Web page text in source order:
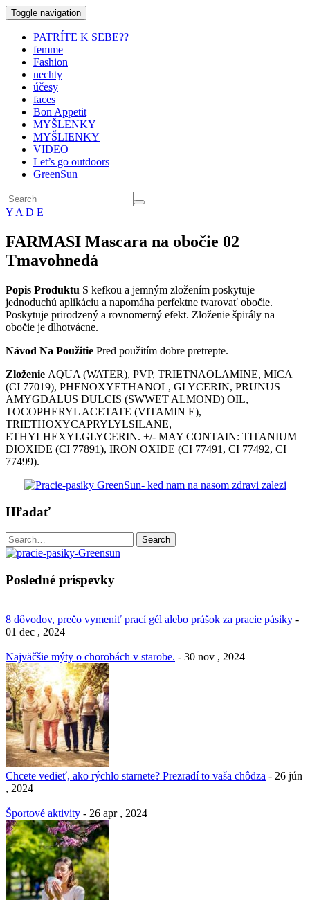
Toggle navigation
PATRÍTE K SEBE??
femme
Fashion
nechty
účesy
faces
Bon Appetit
MYŠLENKY
MYŠLIENKY
VIDEO
Let’s go outdoors
GreenSun
Y A D E
FARMASI Mascara na obočie 02
Tmavohnedá
Popis Produktu S kefkou a jemným zložením poskytuje
jednoduchú aplikáciu a napomáha perfektne tvarovať obočie.
Poskytuje prirodzený a rovnomerný efekt. Zloženie špirály na
obočie je dlhotvácne.
Návod Na Použitie Pred použitím dobre pretrepte.
Zloženie AQUA (WATER), PVP, TRIETNAOLAMINE, MICA
(CI 77019), PHENOXYETHANOL, GLYCERIN, PRUNUS
AMYGDALUS DULCIS (SWWET ALMOND) OIL,
TOCOPHERYL ACETATE (VITAMIN E),
TRIETHOXYCAPRYLYLSILANE,
ETHYLHEXYLGLYCERIN. +/- MAY CONTAIN: TITANIUM
DIOXIDE (CI 77891), IRON OXIDE (CI 77491, CI 77492, CI
77499).
Hľadať
Search
for:
Search
Posledné príspevky
8 dôvodov, prečo vymeniť prací gél alebo prášok za pracie pásiky -
01 dec , 2024
Najväčšie mýty o chorobách v starobe. - 30 nov , 2024
Chcete vedieť, ako rýchlo starnete? Prezradí to vaša chôdza - 26 jún
, 2024
Športové aktivity - 26 apr , 2024